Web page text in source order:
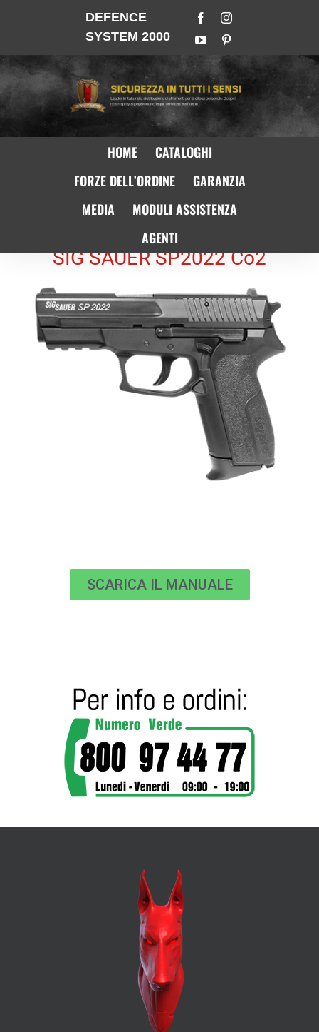
DEFENCE
SYSTEM 2000
HOME
CATALOGHI
FORZE DELL’ORDINE
GARANZIA
MEDIA
MODULI ASSISTENZA
AGENTI
SIG SAUER SP2022 Co2
SCARICA IL MANUALE